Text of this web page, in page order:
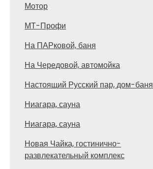
Мотор
МТ-Профи
На ПАРковой, баня
На Чередовой, автомойка
Настоящий Русский пар, дом-баня
Ниагара, сауна
Ниагара, сауна
Новая Чайка, гостинично-
развлекательный комплекс